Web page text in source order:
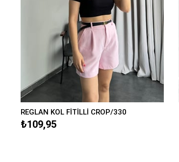
REGLAN KOL FİTİLLİ CROP/330
₺109,95